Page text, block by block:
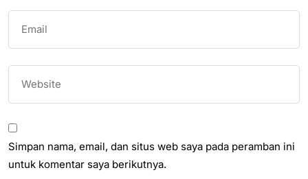
Simpan nama, email, dan situs web saya pada peramban ini
untuk komentar saya berikutnya.